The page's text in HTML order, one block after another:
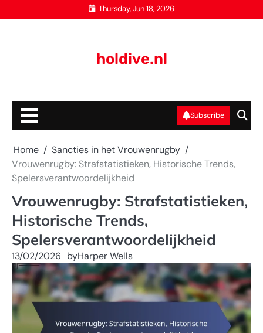
to
Thursday, Jun 18, 2026
holdive.nl
Subscribe
Home
Sancties in het Vrouwenrugby
Vrouwenrugby: Strafstatistieken, Historische Trends,
Spelersverantwoordelijkheid
Vrouwenrugby: Strafstatistieken,
Historische Trends,
Spelersverantwoordelijkheid
13/02/2026 byHarper Wells